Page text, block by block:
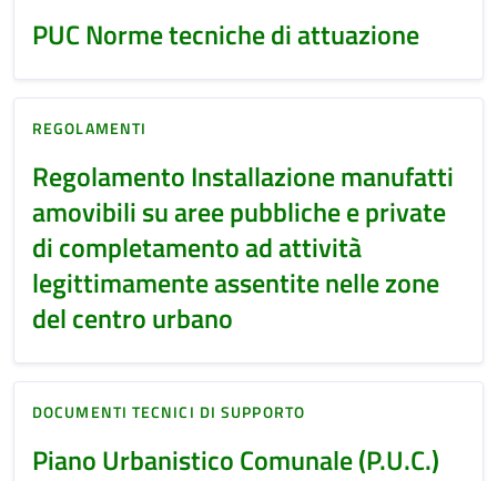
PUC Norme tecniche di attuazione
REGOLAMENTI
Regolamento Installazione manufatti
amovibili su aree pubbliche e private
di completamento ad attività
legittimamente assentite nelle zone
del centro urbano
DOCUMENTI TECNICI DI SUPPORTO
Piano Urbanistico Comunale (P.U.C.)